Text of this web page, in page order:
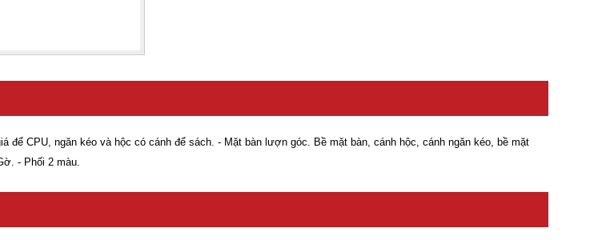
để CPU, ngăn kéo và hộc có cánh để sách. - Mặt bàn lượn góc. Bề mặt bàn, cánh hộc, cánh ngăn kéo, bề mặt
- Phối 2 màu.